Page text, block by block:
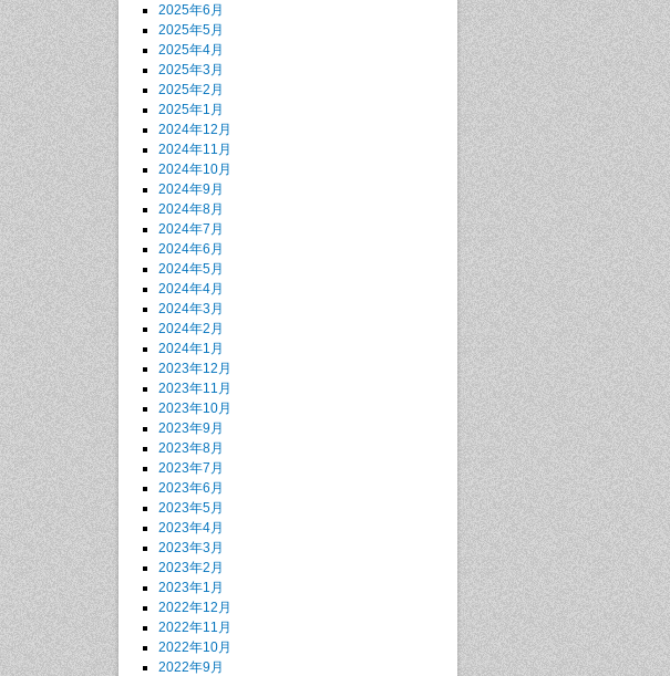
2025年6月
2025年5月
2025年4月
2025年3月
2025年2月
2025年1月
2024年12月
2024年11月
2024年10月
2024年9月
2024年8月
2024年7月
2024年6月
2024年5月
2024年4月
2024年3月
2024年2月
2024年1月
2023年12月
2023年11月
2023年10月
2023年9月
2023年8月
2023年7月
2023年6月
2023年5月
2023年4月
2023年3月
2023年2月
2023年1月
2022年12月
2022年11月
2022年10月
2022年9月